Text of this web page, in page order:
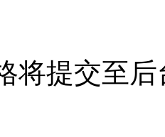
将提交至